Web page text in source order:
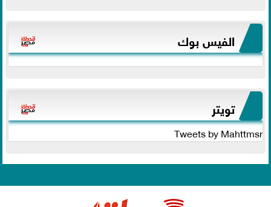
الفيس بوك
تويتر
Tweets by Mahttmsr